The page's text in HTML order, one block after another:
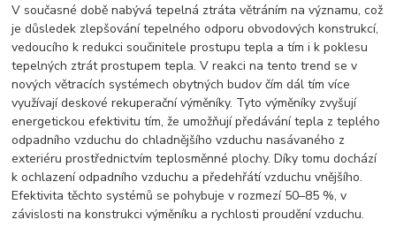
V současné době nabývá tepelná ztráta větráním na významu, což
je důsledek zlepšování tepelného odporu obvodových konstrukcí,
vedoucího k redukci součinitele prostupu tepla a tím i k poklesu
tepelných ztrát prostupem tepla. V reakci na tento trend se v
nových větracích systémech obytných budov čím dál tím více
využívají deskové rekuperační výměníky. Tyto výměníky zvyšují
energetickou efektivitu tím, že umožňují předávání tepla z teplého
odpadního vzduchu do chladnějšího vzduchu nasávaného z
exteriéru prostřednictvím teplosměnné plochy. Díky tomu dochází
k ochlazení odpadního vzduchu a předehřátí vzduchu vnějšího.
Efektivita těchto systémů se pohybuje v rozmezí 50–85 %, v
závislosti na konstrukci výměníku a rychlosti proudění vzduchu.